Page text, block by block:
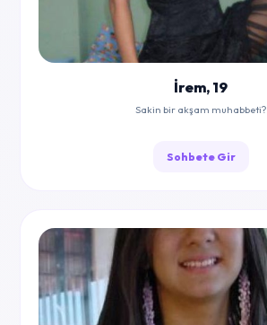
İrem, 19
Sakin bir akşam muhabbeti?
Sohbete Gir